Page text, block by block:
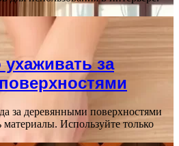
за
за деревянными поверхностями
Используйте только